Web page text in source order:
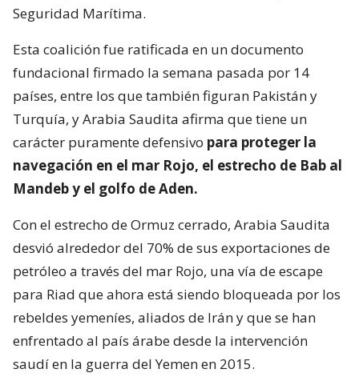
Seguridad Marítima.
Esta coalición fue ratificada en un documento
fundacional firmado la semana pasada por 14
países, entre los que también figuran Pakistán y
Turquía, y Arabia Saudita afirma que tiene un
carácter puramente defensivo para proteger la
navegación en el mar Rojo, el estrecho de Bab al
Mandeb y el golfo de Aden.
Con el estrecho de Ormuz cerrado, Arabia Saudita
desvió alrededor del 70% de sus exportaciones de
petróleo a través del mar Rojo, una vía de escape
para Riad que ahora está siendo bloqueada por los
rebeldes yemeníes, aliados de Irán y que se han
enfrentado al país árabe desde la intervención
saudí en la guerra del Yemen en 2015.